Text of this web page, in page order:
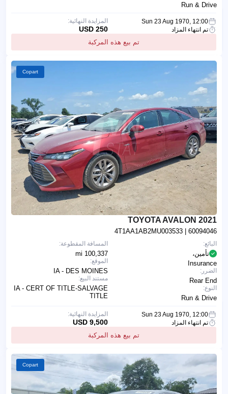
Run & Drive
Sun 23 Aug 1970, 12:00
تم انتهاء المزاد
تم بيع هذه المركبة
المزايدة النهائية:
250 USD
Copart
2021 TOYOTA AVALON
4T1AA1AB2MU003533 | 60094046
المسافة المقطوعة:
100,337 mi
الموقع:
IA - DES MOINES
مستند البيع:
IA - CERT OF TITLE-SALVAGE
TITLE
البائع:
تأمين،
Insurance
الضرر:
Rear End
النوع:
Run & Drive
Sun 23 Aug 1970, 12:00
تم انتهاء المزاد
تم بيع هذه المركبة
المزايدة النهائية:
9,500 USD
Copart